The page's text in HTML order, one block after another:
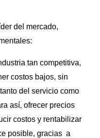
del mercado,
tan competitiva,
costos bajos, sin
del servicio como
así, ofrecer precios
costos y rentabilizar
posible, gracias a